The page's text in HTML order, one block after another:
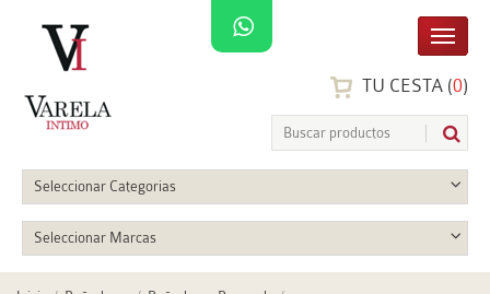
TU CESTA (0)
Seleccionar Categorias
Seleccionar Marcas